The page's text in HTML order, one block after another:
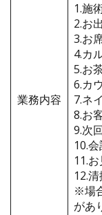
業務内容
1.施
2.お
3.お
4.カ
5.お
6.カ
7.ネ
8.お
9.次
10.
11.
12.
※場
があ